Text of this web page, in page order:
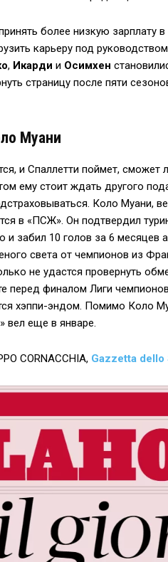
более низкую зарплату
карьеру под
, Икарди и Осимхен
страницу после пяти
Муани
и Спаллетти поймет,
ему стоит ждать другого
Коло Муани,
в «ПСЖ». Он подтвердил
и забил 10 голов за 6
света от чемпионов из
не удастся провернуть
перед финалом Лиги
хэппи-эндом. Помимо Коло
вел еще в январе.
CORNACCHIA, Gazzetta dello